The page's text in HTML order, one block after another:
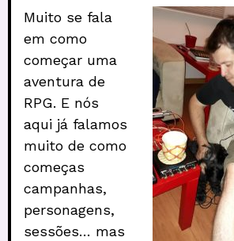
Muito se fala
em como
começar uma
aventura de
RPG. E nós
aqui já falamos
muito de como
começas
campanhas,
personagens,
sessões… mas